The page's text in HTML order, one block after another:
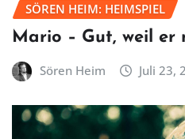
SÖREN HEIM: HEIMSPIEL
Mario – Gut, weil er
Sören Heim Juli 23,